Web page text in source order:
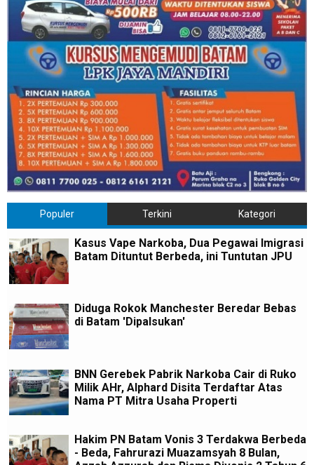
Populer Terkini Kategori
Kasus Vape Narkoba, Dua Pegawai Imigrasi
Batam Dituntut Berbeda, ini Tuntutan JPU
Diduga Rokok Manchester Beredar Bebas
di Batam 'Dipalsukan'
BNN Gerebek Pabrik Narkoba Cair di Ruko
Milik AHr, Alphard Disita Terdaftar Atas
Nama PT Mitra Usaha Properti
Hakim PN Batam Vonis 3 Terdakwa Berbeda
- Beda, Fahrurazi Muazamsyah 8 Bulan,